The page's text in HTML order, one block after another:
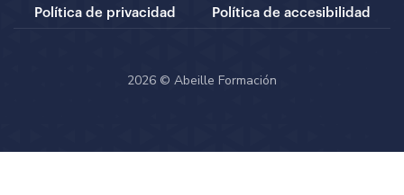
Política de privacidad Política de accesibilidad
2026 © Abeille Formación